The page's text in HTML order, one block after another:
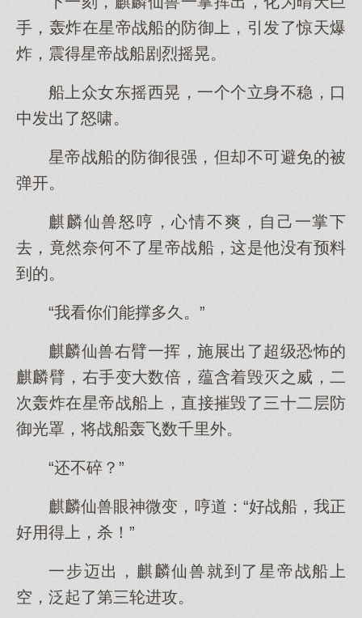
手，轰炸在星帝战船的防御上，引发了惊天爆
炸，震得星帝战船剧烈摇晃。
船上众女东摇西晃，一个个立身不稳，口
中发出了怒啸。
星帝战船的防御很强，但却不可避免的被
弹开。
麒麟仙兽怒哼，心情不爽，自己一掌下
去，竟然奈何不了星帝战船，这是他没有预料
到的。
“我看你们能撑多久。”
麒麟仙兽右臂一挥，施展出了超级恐怖的
麒麟臂，右手变大数倍，蕴含着毁灭之威，二
次轰炸在星帝战船上，直接摧毁了三十二层防
御光罩，将战船轰飞数千里外。
“还不碎？”
麒麟仙兽眼神微变，哼道：“好战船，我正
好用得上，杀！”
一步迈出，麒麟仙兽就到了星帝战船上
空，泛起了第三轮进攻。